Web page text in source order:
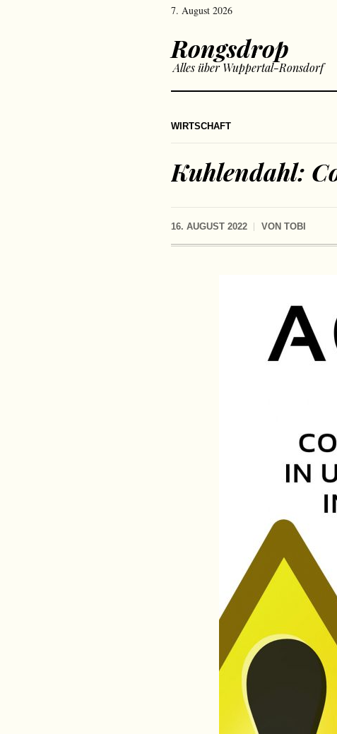
7. August 2026
Rongsdrop
Alles über Wuppertal-Ronsdorf
WIRTSCHAFT
Kuhlendahl:
16. AUGUST 2022 VON TOBI